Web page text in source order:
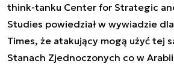
think-tanku Center for Strategic
Studies powiedział w wywiadzie
Times, że atakujący mogą użyć tej
Stanach Zjednoczonych co w